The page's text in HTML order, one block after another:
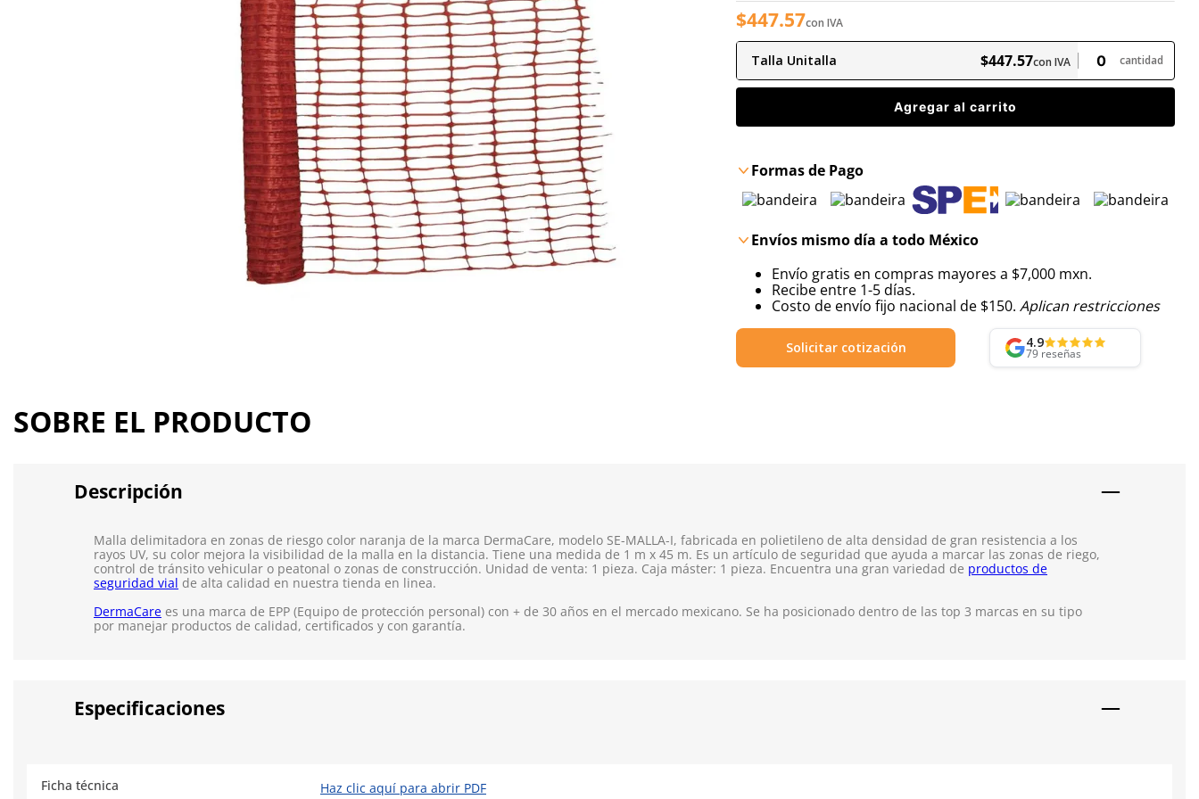
$447.57con IVA
Talla Unitalla $447.57con IVA cantidad
Agregar al carrito
Formas de Pago
Envíos mismo día a todo México
Envío gratis en compras mayores a $7,000 mxn.
Recibe entre 1-5 días.
Costo de envío fijo nacional de $150. Aplican restricciones
Solicitar cotización 4.9
79 reseñas
SOBRE EL PRODUCTO
Descripción
Malla delimitadora en zonas de riesgo color naranja de la marca DermaCare, modelo SE-MALLA-I, fabricada en polietileno de alta densidad de gran resistencia a los
rayos UV, su color mejora la visibilidad de la malla en la distancia. Tiene una medida de 1 m x 45 m. Es un artículo de seguridad que ayuda a marcar las zonas de riego,
control de tránsito vehicular o peatonal o zonas de construcción. Unidad de venta: 1 pieza. Caja máster: 1 pieza. Encuentra una gran variedad de productos de
seguridad vial de alta calidad en nuestra tienda en linea.
DermaCare es una marca de EPP (Equipo de protección personal) con + de 30 años en el mercado mexicano. Se ha posicionado dentro de las top 3 marcas en su tipo
por manejar productos de calidad, certificados y con garantía.
Especificaciones
Ficha técnica Haz clic aquí para abrir PDF